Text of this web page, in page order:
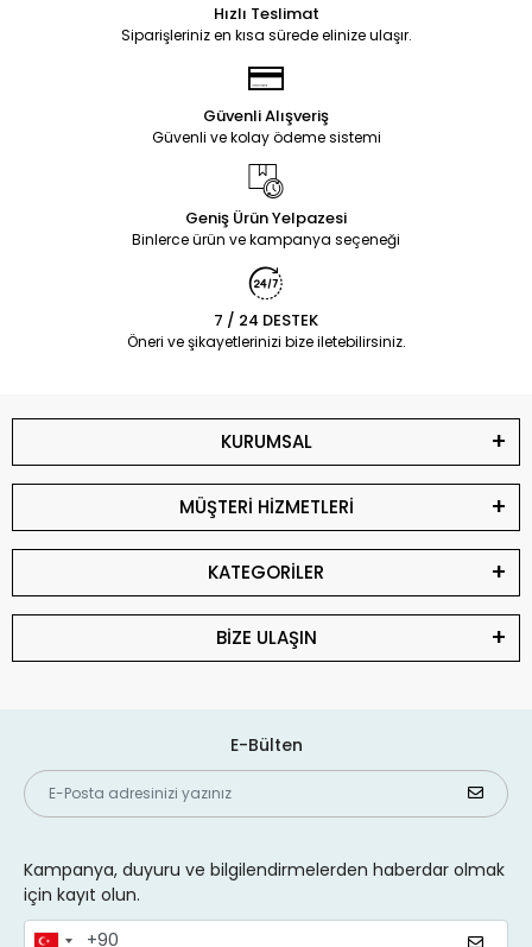
Hızlı Teslimat
Siparişleriniz en kısa sürede elinize ulaşır.
Güvenli Alışveriş
Güvenli ve kolay ödeme sistemi
Geniş Ürün Yelpazesi
Binlerce ürün ve kampanya seçeneği
7 / 24 DESTEK
Öneri ve şikayetlerinizi bize iletebilirsiniz.
KURUMSAL
MÜŞTERİ HİZMETLERİ
KATEGORİLER
BİZE ULAŞIN
E-Bülten
Kampanya, duyuru ve bilgilendirmelerden haberdar olmak
için kayıt olun.